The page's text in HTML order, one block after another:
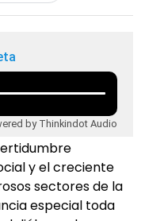
by Thinkindot Audio
y el creciente
sectores de la
especial toda